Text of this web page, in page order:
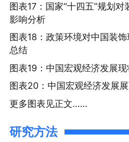
图表17：国家“十四五”规划
影响分析
图表18：政策环境对中国装
总结
图表19：中国宏观经济发展现
图表20：中国宏观经济发展
更多图表见正文……
研究方法